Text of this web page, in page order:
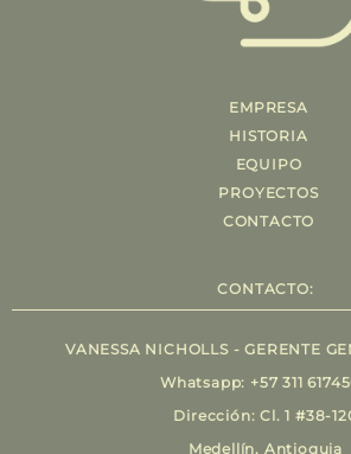
EMPRESA
HISTORIA
EQUIPO
PROYECTOS
CONTACTO
CONTACTO:
VANESSA NICHOLLS - GERENTE
Whatsapp: +57 311
Dirección: Cl. 1 #38-
Medellín, Antioquia